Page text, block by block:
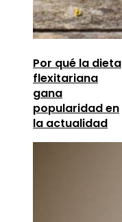
Por qué la dieta
flexitariana
gana
popularidad en
la actualidad